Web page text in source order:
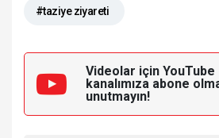
#taziye ziyareti
Videolar için YouTube
kanalımıza abone
unutmayın!